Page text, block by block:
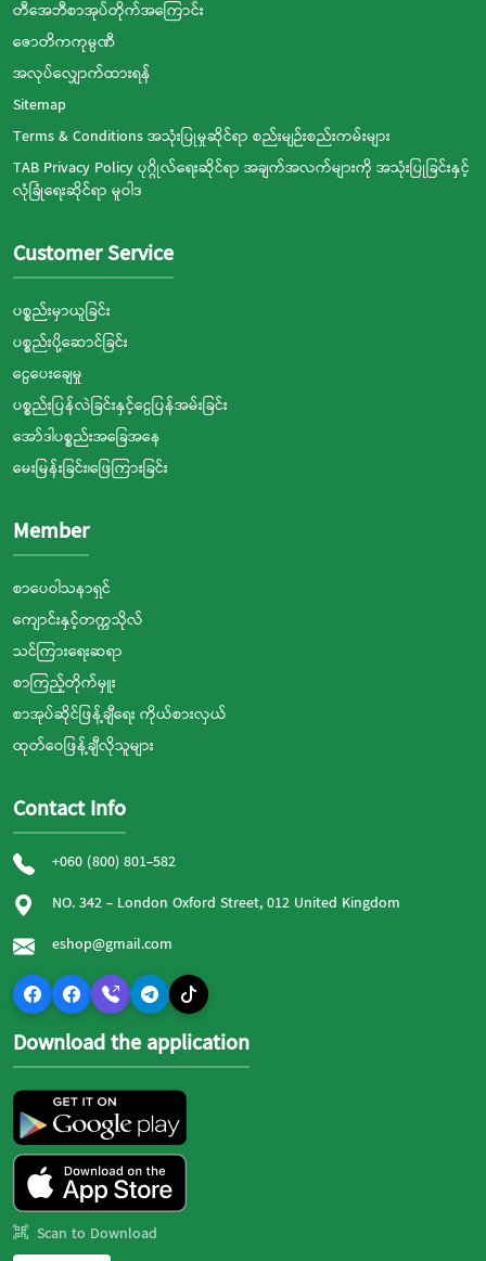
တီအေဘီစာအုပ်တိုက်အကြောင်း
ဇောတိကကုမ္ပဏီ
အလုပ်လျှောက်ထားရန်
Sitemap
Terms & Conditions အသုံးပြုမှုဆိုင်ရာ စည်းမျဉ်းစည်းကမ်းများ
TAB Privacy Policy ပုဂ္ဂိုလ်ရေးဆိုင်ရာ အချက်အလက်များကို အသုံးပြုခြင်းနှင့်
လုံခြုံရေးဆိုင်ရာ မူဝါဒ
Customer Service
ပစ္စည်းမှာယူခြင်း
ပစ္စည်းပို့ဆောင်ခြင်း
ငွေပေးချေမှု
ပစ္စည်းပြန်လဲခြင်းနှင့်ငွေပြန်အမ်းခြင်း
အော်ဒါပစ္စည်းအခြေအနေ
မေးမြန်းခြင်း၊ဖြေကြားခြင်း
Member
စာပေဝါသနာရှင်
ကျောင်းနှင့်တက္ကသိုလ်
သင်ကြားရေးဆရာ
စာကြည့်တိုက်မှူး
စာအုပ်ဆိုင်ဖြန့်ချီရေး ကိုယ်စားလှယ်
ထုတ်ဝေဖြန့်ချီလိုသူများ
Contact Info
+060 (800) 801-582
NO. 342 - London Oxford Street, 012 United Kingdom
eshop@gmail.com
Download the application
Scan to Download